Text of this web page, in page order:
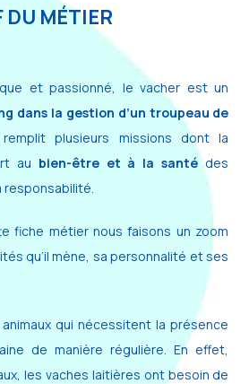
MÉTIER
et passionné, le vacher est un
dans la gestion d’un troupeau de
plusieurs missions dont la
au bien-être et à la santé des
responsabilité.
fiche métier nous faisons un zoom
qu’il mène, sa personnalité et ses
qui nécessitent la présence
de manière régulière. En effet,
les vaches laitières ont besoin de